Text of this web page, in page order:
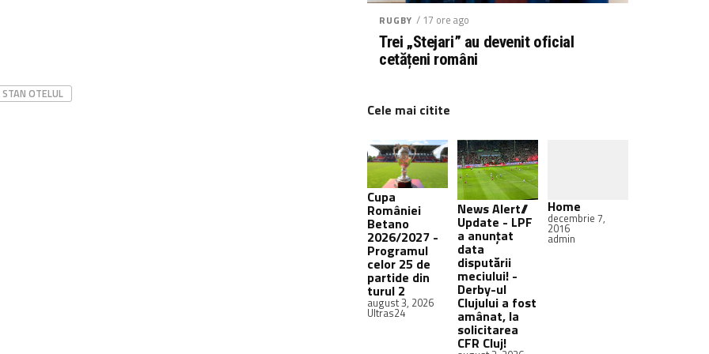
STAN OTELUL
RUGBY / 17 ore ago
Trei „Stejari” au devenit oficial
cetățeni români
Cele mai citite
Cupa
României
Betano
2026/2027 -
Programul
celor 25 de
partide din
turul 2
august 3, 2026
Ultras24
News Alert//
Update - LPF
a anunțat
data
disputării
meciului! -
Derby-ul
Clujului a fost
amânat, la
solicitarea
CFR Cluj!
Home
decembrie 7,
2016
admin